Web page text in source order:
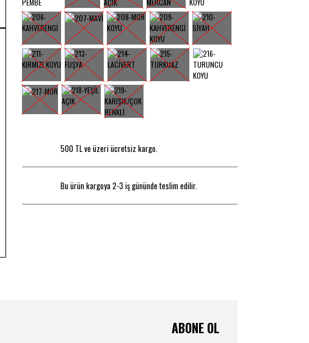
500 TL ve üzeri ücretsiz kargo.
Bu ürün kargoya 2-3 iş gününde teslim edilir.
ABONE OL